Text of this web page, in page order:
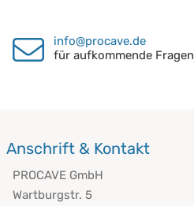
info@procave.de
für aufkommende Fragen
Anschrift & Kontakt
PROCAVE GmbH
Wartburgstr. 5